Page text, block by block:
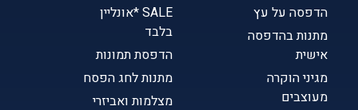
הדפסה על עץ
מתנות בהדפסה
אישית
מגיני הוקרה
מעוצבים
SALE *אונליין
בלבד
הדפסת תמונות
מתנות לחג הפסח
מצלמות ואביזרי